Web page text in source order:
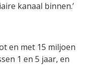
kanaal binnen.’
en met 15 miljoen
1 en 5 jaar, en